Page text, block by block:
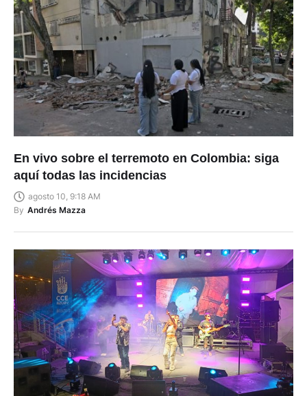
En vivo sobre el terremoto en Colombia: siga
aquí todas las incidencias
agosto 10, 9:18 AM
By Andrés Mazza